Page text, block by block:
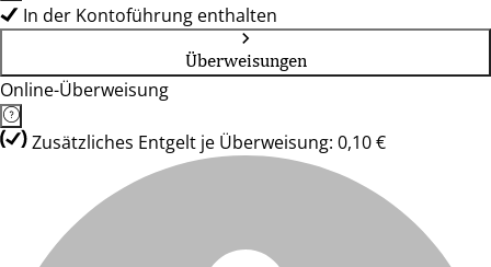
In der Kontoführung enthalten
Überweisungen
Online-Überweisung
Zusätzliches Entgelt je Überweisung: 0,10 €